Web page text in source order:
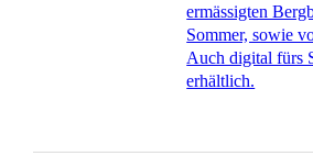
ermässigten
Sommer, sowie
Auch digital fürs
erhältlich.